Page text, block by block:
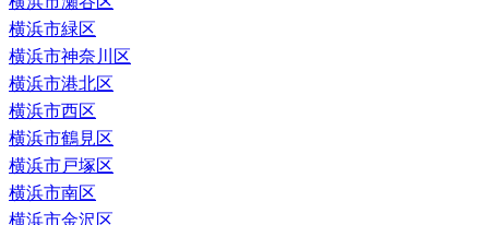
横浜市緑区
横浜市神奈川区
横浜市港北区
横浜市西区
横浜市鶴見区
横浜市戸塚区
横浜市南区
横浜市金沢区